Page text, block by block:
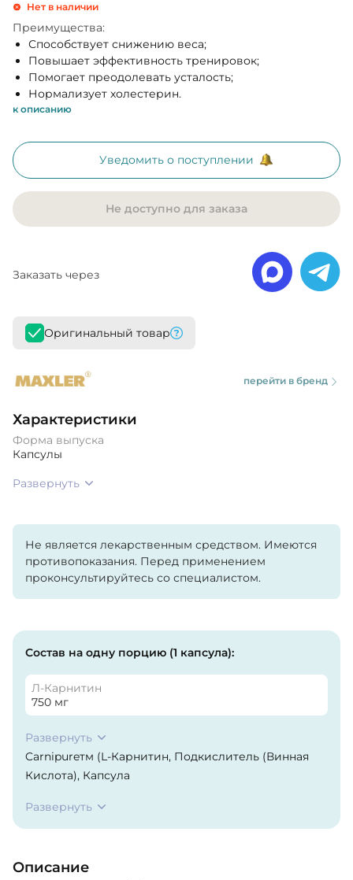
Нет в наличии
Преимущества:
Способствует снижению веса;
Повышает эффективность тренировок;
Помогает преодолевать усталость;
Нормализует холестерин.
к описанию
Уведомить о поступлении
Не доступно для заказа
Заказать через
Оригинальный товар
перейти в бренд
Характеристики
Форма выпуска
Капсулы
Развернуть
Не является лекарственным средством. Имеются
противопоказания. Перед применением
проконсультируйтесь со специалистом.
Состав на одну порцию (1 капсула):
Л-Карнитин
750 мг
Развернуть
Carnipureтм (L-Карнитин, Подкислитель (Винная
Кислота), Капсула
Агенты (Диоксид Кремния, Стеарат Магния).
Развернуть
Описание